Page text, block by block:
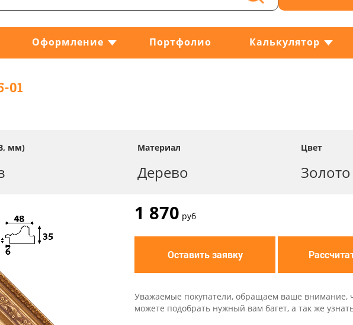
Оформление Портфолио Калькулятор
01
мм) Материал
Дерево
Цвет
Золото
1 870 руб
Оставить заявку
Уважаемые покупатели, обращаем ваше внимание,
можете подобрать нужный вам багет, а так же